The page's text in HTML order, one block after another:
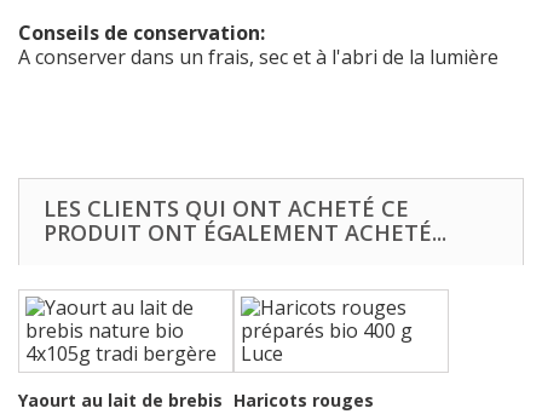
Conseils de conservation:
A conserver dans un frais, sec et à l'abri de la lumière
LES CLIENTS QUI ONT ACHETÉ CE
PRODUIT ONT ÉGALEMENT ACHETÉ...
Yaourt au lait de brebis Haricots rouges